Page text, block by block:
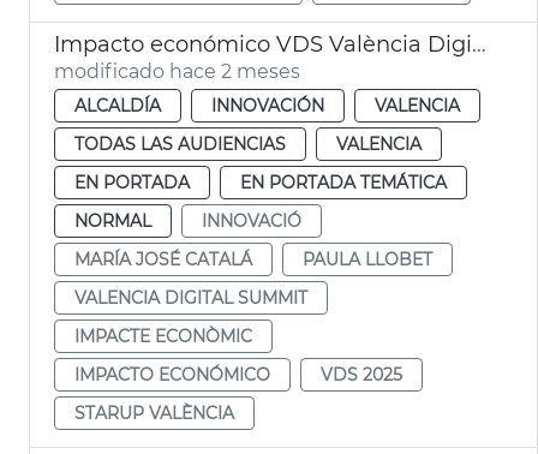
Impacto económico VDS València Digital Summit
modificado hace 2 meses
ALCALDÍA INNOVACIÓN
VALENCIA
TODAS LAS AUDIENCIAS
VALENCIA
EN PORTADA
EN PORTADA TEMÁTICA
NORMAL
INNOVACIÓ
MARÍA JOSÉ CATALÁ
PAULA LLOBET
VALENCIA DIGITAL SUMMIT
IMPACTE ECONÒMIC
IMPACTO ECONÓMICO
VDS 2025
STARUP VALÈNCIA